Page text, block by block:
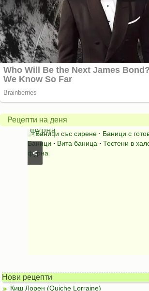
Рецепти на деня
<
Вита
баница
в
халогенна
фурна
Баници със сирене ⋅ Баници с
Баници ⋅ Вита баница ⋅ Тестени в
фурна
Нови рецепти
Киш Лорен (Quiche Lorraine)